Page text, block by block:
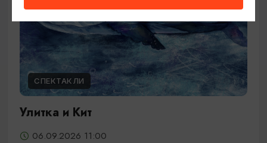
СПЕКТАКЛИ
Улитка и Кит
06.09.2026 11:00